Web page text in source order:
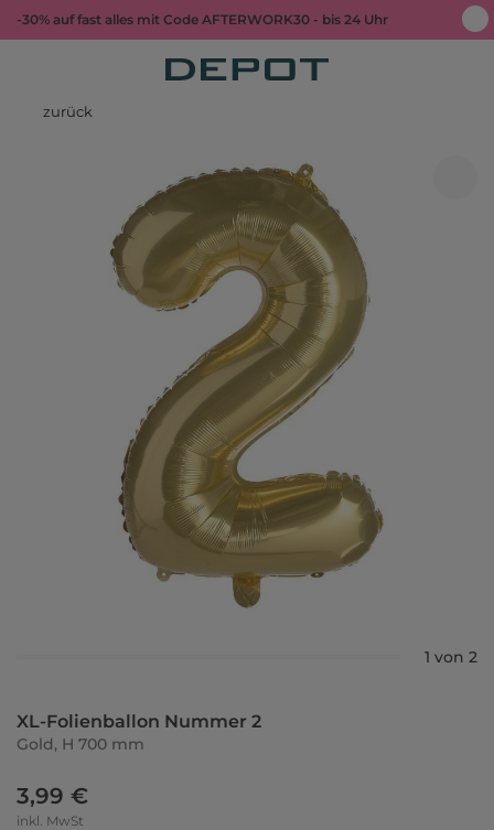
-30% auf fast alles mit Code AFTERWORK30 - bis 24 Uhr
zurück
1 von 2
XL-Folienballon Nummer 2
Gold, H 700 mm
3,99 €
inkl. MwSt